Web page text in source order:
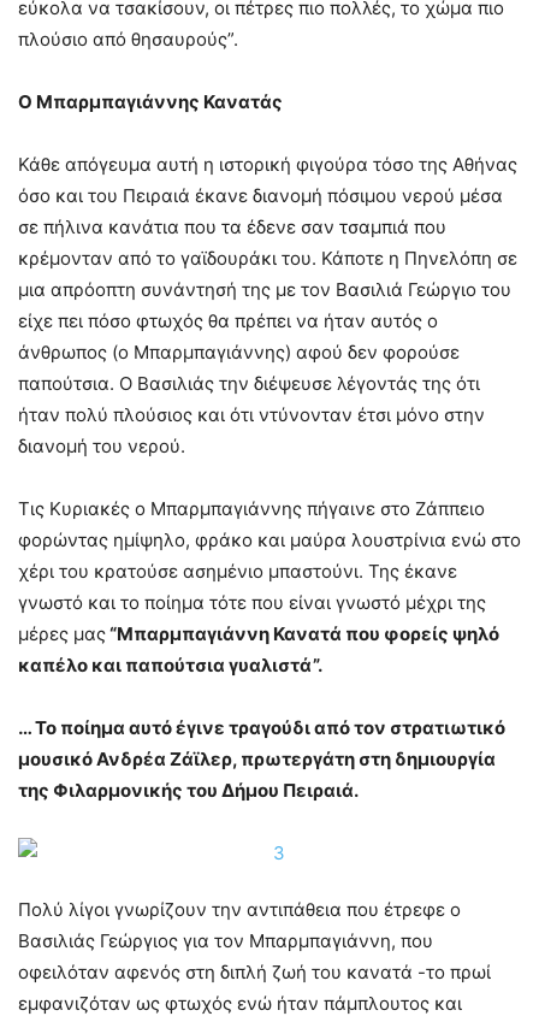
εύκολα να τσακίσουν, οι πέτρες πιο πολλές, το χώμα πιο
πλούσιο από θησαυρούς”.
Ο Μπαρμπαγιάννης Κανατάς
Κάθε απόγευμα αυτή η ιστορική φιγούρα τόσο της Αθήνας
όσο και του Πειραιά έκανε διανομή πόσιμου νερού μέσα
σε πήλινα κανάτια που τα έδενε σαν τσαμπιά που
κρέμονταν από το γαϊδουράκι του. Κάποτε η Πηνελόπη σε
μια απρόοπτη συνάντησή της με τον Βασιλιά Γεώργιο του
είχε πει πόσο φτωχός θα πρέπει να ήταν αυτός ο
άνθρωπος (ο Μπαρμπαγιάννης) αφού δεν φορούσε
παπούτσια. Ο Βασιλιάς την διέψευσε λέγοντάς της ότι
ήταν πολύ πλούσιος και ότι ντύνονταν έτσι μόνο στην
διανομή του νερού.
Τις Κυριακές ο Μπαρμπαγιάννης πήγαινε στο Ζάππειο
φορώντας ημίψηλο, φράκο και μαύρα λουστρίνια ενώ στο
χέρι του κρατούσε ασημένιο μπαστούνι. Της έκανε
γνωστό και το ποίημα τότε που είναι γνωστό μέχρι της
μέρες μας“Μπαρμπαγιάννη Κανατά που φορείς ψηλό
καπέλο και παπούτσια γυαλιστά”.
… Το ποίημα αυτό έγινε τραγούδι από τον στρατιωτικό
μουσικό Ανδρέα Ζάϊλερ, πρωτεργάτη στη δημιουργία
της Φιλαρμονικής του Δήμου Πειραιά.
Πολύ λίγοι γνωρίζουν την αντιπάθεια που έτρεφε ο
Βασιλιάς Γεώργιος για τον Μπαρμπαγιάννη, που
οφειλόταν αφενός στη διπλή ζωή του κανατά -το πρωί
εμφανιζόταν ως φτωχός ενώ ήταν πάμπλουτος και